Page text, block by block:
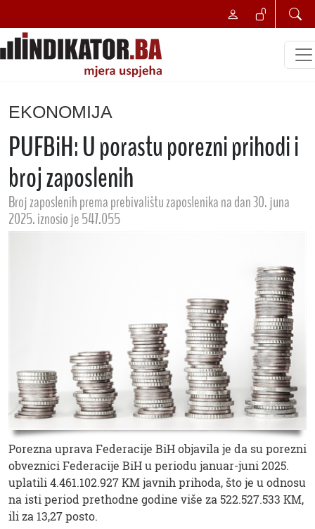
EKONOMIJA
PUFBiH: U porastu porezni prihodi i
broj zaposlenih
Broj zaposlenih prema prebivalištu zaposlenika na dan 30. juna
2025. iznosio je 547.055
Porezna uprava Federacije BiH objavila je da su porezni
obveznici Federacije BiH u periodu januar-juni 2025.
uplatili 4.461.102.927 KM javnih prihoda, što je u odnosu
na isti period prethodne godine više za 522.527.533 KM,
ili za 13,27 posto.